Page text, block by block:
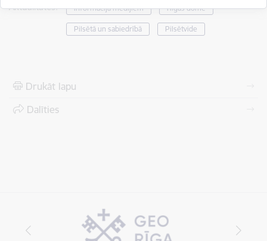
Aktualitātes: Informācija medijiem Rīgas domē
Pilsētā un sabiedrībā Pilsētvide
Drukāt lapu
Dalīties